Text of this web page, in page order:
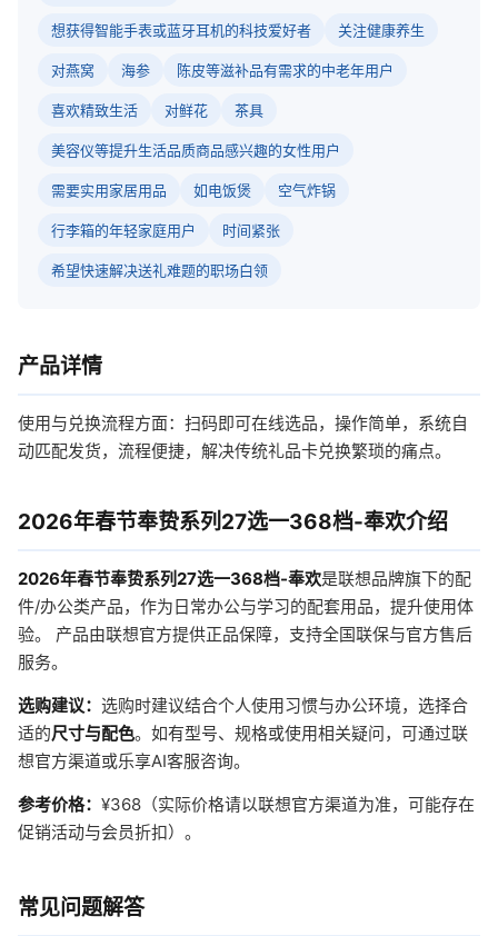
想获得智能手表或蓝牙耳机的科技爱好者 关注健康养生
对燕窝 海参 陈皮等滋补品有需求的中老年用户
喜欢精致生活 对鲜花 茶具
美容仪等提升生活品质商品感兴趣的女性用户
需要实用家居用品 如电饭煲 空气炸锅
行李箱的年轻家庭用户 时间紧张
希望快速解决送礼难题的职场白领
产品详情
使用与兑换流程方面：扫码即可在线选品，操作简单，系统自
动匹配发货，流程便捷，解决传统礼品卡兑换繁琐的痛点。
2026年春节奉贽系列27选一368档-奉欢介绍
2026年春节奉贽系列27选一368档-奉欢是联想品牌旗下的配
件/办公类产品，作为日常办公与学习的配套用品，提升使用体
验。 产品由联想官方提供正品保障，支持全国联保与官方售后
服务。
选购建议： 选购时建议结合个人使用习惯与办公环境，选择合
适的尺寸与配色。如有型号、规格或使用相关疑问，可通过联
想官方渠道或乐享AI客服咨询。
参考价格： ¥368（实际价格请以联想官方渠道为准，可能存在
促销活动与会员折扣）。
常见问题解答